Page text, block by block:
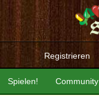
Registrieren
Community
Spielen!